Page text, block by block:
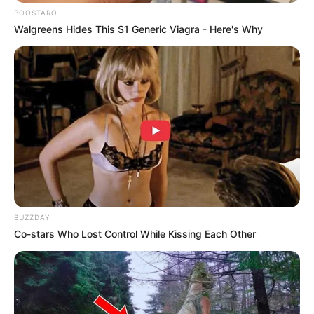
Mute
Gadis kelahiran 6 Juli 2002 ini merupakan Miss Celebrity 2015. Ia
memulai kariernya melalui sinetron Badai dan Ganteng-Ganteng
Srigala. Gadis balsteran Eropa-Indonesia juga aktif membintangi
sejumlah FTV.
2. Rico Verald sebagai Jaka Tarub
BOOSTARO
Walgreens Hides This $1 Generic Viagra - Here's Why
BUZZDAY
Co-stars Who Lost Control While Kissing Each Other